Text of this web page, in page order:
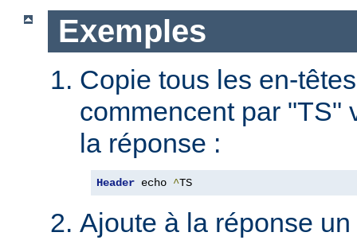
Exemples
Copie tous les en-
commencent par "TS"
la réponse :
Header echo ^TS
Ajoute à la réponse